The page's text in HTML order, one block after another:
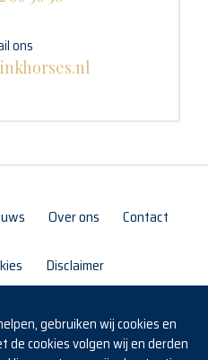
ons
Over ons Contact
Disclaimer
gebruiken wij cookies en
de cookies volgen wij en derden